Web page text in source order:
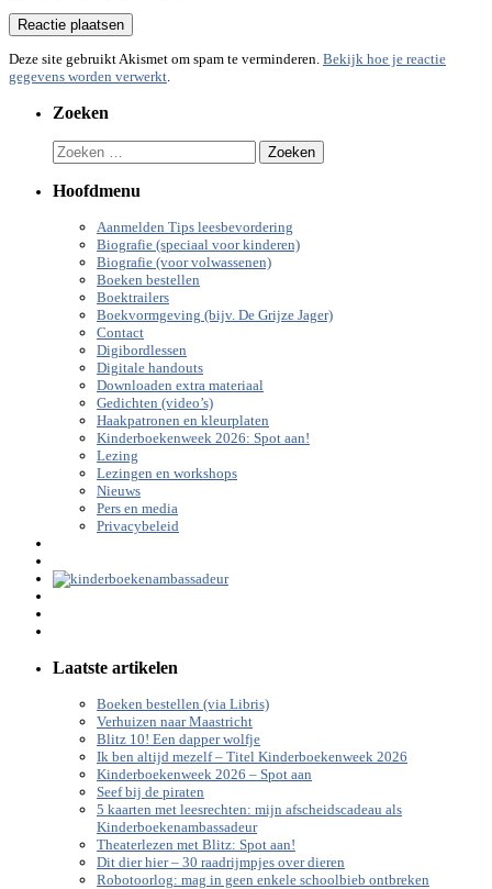
Deze site gebruikt Akismet om spam te verminderen. Bekijk hoe je reactie
gegevens worden verwerkt.
Zoeken
Zoeken
naar:
Hoofdmenu
Aanmelden Tips leesbevordering
Biografie (speciaal voor kinderen)
Biografie (voor volwassenen)
Boeken bestellen
Boektrailers
Boekvormgeving (bijv. De Grijze Jager)
Contact
Digibordlessen
Digitale handouts
Downloaden extra materiaal
Gedichten (video’s)
Haakpatronen en kleurplaten
Kinderboekenweek 2026: Spot aan!
Lezing
Lezingen en workshops
Nieuws
Pers en media
Privacybeleid
Laatste artikelen
Boeken bestellen (via Libris)
Verhuizen naar Maastricht
Blitz 10! Een dapper wolfje
Ik ben altijd mezelf – Titel Kinderboekenweek 2026
Kinderboekenweek 2026 – Spot aan
Seef bij de piraten
5 kaarten met leesrechten: mijn afscheidscadeau als
Kinderboekenambassadeur
Theaterlezen met Blitz: Spot aan!
Dit dier hier – 30 raadrijmpjes over dieren
Robotoorlog: mag in geen enkele schoolbieb ontbreken